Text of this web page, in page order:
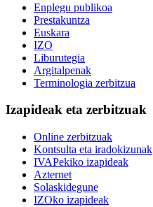
Enplegu publikoa
Prestakuntza
Euskara
IZO
Liburutegia
Argitalpenak
Terminologia zerbitzua
Izapideak eta zerbitzuak
Online zerbitzuak
Kontsulta eta iradokizunak
IVAPekiko izapideak
Azternet
Solaskidegune
IZOko izapideak